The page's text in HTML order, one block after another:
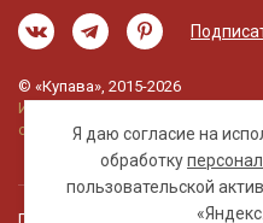
Я даю согласие на
обработку
пользовательской
© «Купава», 2015-2026
Информация на сайте не
офертой.